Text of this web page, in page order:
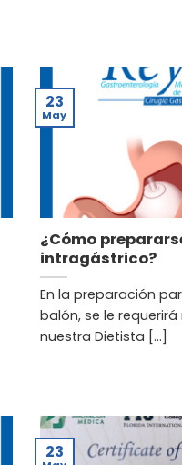
¿Cómo
intragástrico?
En la preparación
balón, se le requerirá
nuestra Dietista [...]
23
May
23